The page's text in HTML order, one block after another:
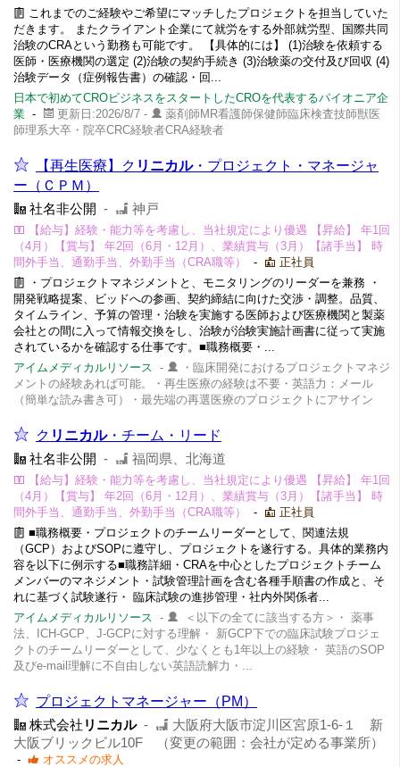
これまでのご経験やご希望にマッチしたプロジェクトを担当していた
だきます。 またクライアント企業にて就労をする外部就労型、国際共同
治験のCRAという勤務も可能です。 【具体的には】 (1)治験を依頼する
医師・医療機関の選定 (2)治験の契約手続き (3)治験薬の交付及び回収 (4)
治験データ（症例報告書）の確認・回...
日本で初めてCROビジネスをスタートしたCROを代表するパイオニア企
業 - 更新日:2026/8/7 -
薬剤師MR看護師保健師臨床検査技師獣医
師理系大卒・院卒CRC経験者CRA経験者
【再生医療】ク リニカル・プロジェクト・マネージャ
ー（ＣＰＭ）
社名非公開 - 神戸
【給与】経験・能力等を考慮し、当社規定により優遇 【昇給】 年1回
（4月）【賞与】 年2回（6月・12月）、業績賞与（3月）【諸手当】 時
間外手当、通勤手当、外勤手当（CRA職等）
-
正社員
・プロジェクトマネジメントと、モニタリングのリーダーを兼務 ・
開発戦略提案、ビッドへの参画、契約締結に向けた交渉・調整。品質、
タイムライン、予算の管理・治験を実施する医師および医療機関と製薬
会社との間に入って情報交換をし、治験が治験実施計画書に従って実施
されているかを確認する仕事です。■職務概要・...
アイムメディカルリソース
-
・臨床開発におけるプロジェクトマネジ
メントの経験あれば可能。・再生医療の経験は不要・英語力：メール
（簡単な読み書き可）・最先端の再選医療のプロジェクトにアサイン
ク リニカル・チーム・リード
社名非公開 - 福岡県、北海道
【給与】経験・能力等を考慮し、当社規定により優遇 【昇給】 年1回
（4月）【賞与】 年2回（6月・12月）、業績賞与（3月）【諸手当】 時
間外手当、通勤手当、外勤手当（CRA職等）
-
正社員
■職務概要・プロジェクトのチームリーダーとして、関連法規
（GCP）およびSOPに遵守し、プロジェクトを遂行する。具体的業務内
容を以下に例示する■職務詳細・CRAを中心としたプロジェクトチーム
メンバーのマネジメント・試験管理計画を含む各種手順書の作成と、そ
れに基づく試験遂行・ 臨床試験の進捗管理・社内外関係者...
アイムメディカルリソース
-
＜以下の全てに該当する方＞・ 薬事
法、ICH-GCP、J-GCPに対する理解・ 新GCP下での臨床試験プロジェ
クトのチームリーダーとして、少なくとも1年以上の経験・ 英語のSOP
及びe-mail理解に不自由しない英語読解力・...
プロジェクトマネージャー（PM）
株式会社 リニカル -
大阪府大阪市淀川区宮原1-6-１ 新
大阪ブリックビル10F （変更の範囲：会社が定める事業所）
-
オススメの求人